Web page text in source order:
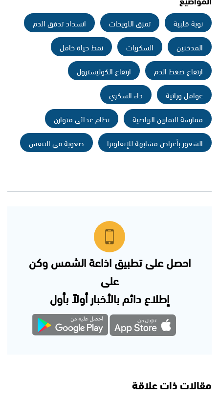
نوبة قلبية تمزق اللويحات
انسداد تدفق الدم
المدخنين
السكريات
نمط حياة خامل
ارتفاع ضغط الدم
ارتفاع الكوليسترول
عوامل وراثية
داء السكري
ممارسة التمارين الرياضية
نظام غذائي متوازن
الشعور بأعراض مشابهة للإنفلونزا
صعوبة في التنفس
احصل على تطبيق اذاعة الشمس وكن
على
إطلاع دائم بالأخبار أولاً بأول
مقالات ذات علاقة